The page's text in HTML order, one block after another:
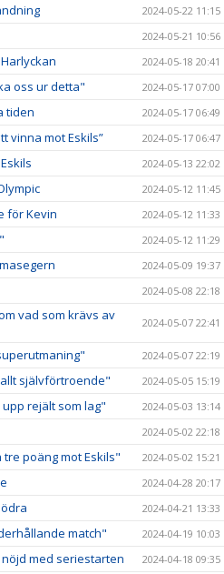
2024-05-22 11:15
2024-05-21 10:56
2024-05-18 20:41
oss ur detta" 2024-05-17 07:00
tiden 2024-05-17 06:49
vinna mot Eskils” 2024-05-17 06:47
2024-05-13 22:02
2024-05-12 11:45
för Kevin 2024-05-12 11:33
2024-05-12 11:29
2024-05-09 19:37
2024-05-08 22:18
vad som krävs av
2024-05-07 22:41
2024-05-07 22:19
självförtroende" 2024-05-05 15:19
rejält som lag" 2024-05-03 13:14
2024-05-02 22:18
poäng mot Eskils" 2024-05-02 15:21
2024-04-28 20:17
2024-04-21 13:33
match" 2024-04-19 10:03
med seriestarten 2024-04-18 09:35